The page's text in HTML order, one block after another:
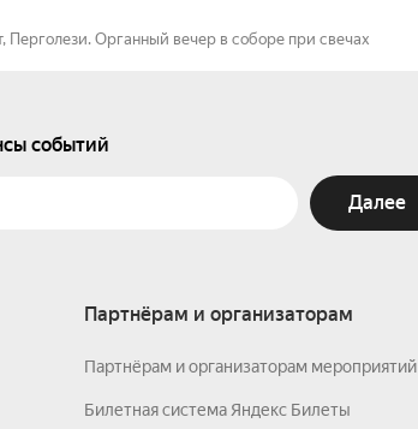
Перголези. Органный вечер в соборе при свечах
событий
Далее
Партнёрам и организаторам
Партнёрам и организаторам мероприятий
Билетная система Яндекс Билеты